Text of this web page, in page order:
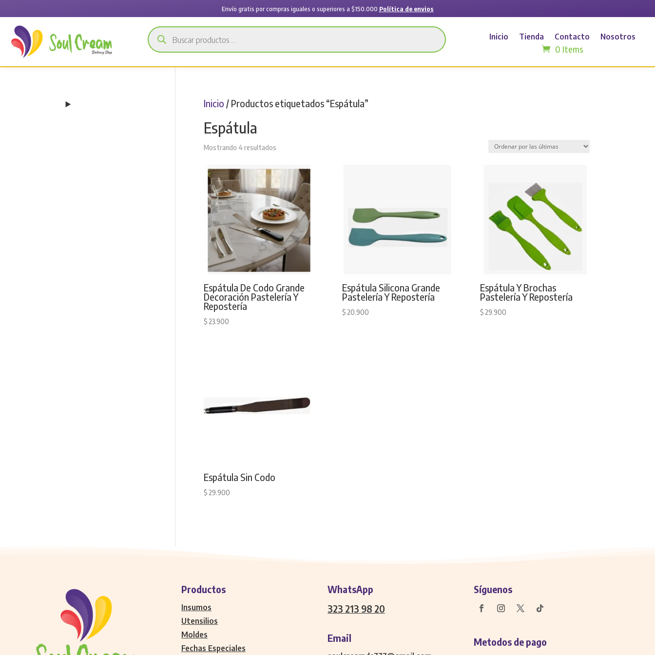
Envío gratis por compras iguales o superiores a $150.000 Política de envios
Búsqueda
de
productos
Inicio Tienda Contacto Nosotros
0 Items
Inicio / Productos etiquetados “Espátula”
Espátula
Mostrando 4 resultadosSorted
latest
Espátula De Codo Grande
Decoración Pastelería Y
Repostería
$23.900
Espátula Silicona Grande
Pastelería Y Repostería
$20.900
Espátula Y Brochas
Pastelería Y Repostería
$29.900
Espátula Sin Codo
$29.900
Productos
Insumos
Utensilios
Moldes
Fechas Especiales
WhatsApp
323 213 98 20
Email
Síguenos
Metodos de pago